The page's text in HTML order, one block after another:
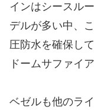
インはシースル
デルが多い中、
圧防水を確保し
ドームサファイ
ベゼルも他のラ